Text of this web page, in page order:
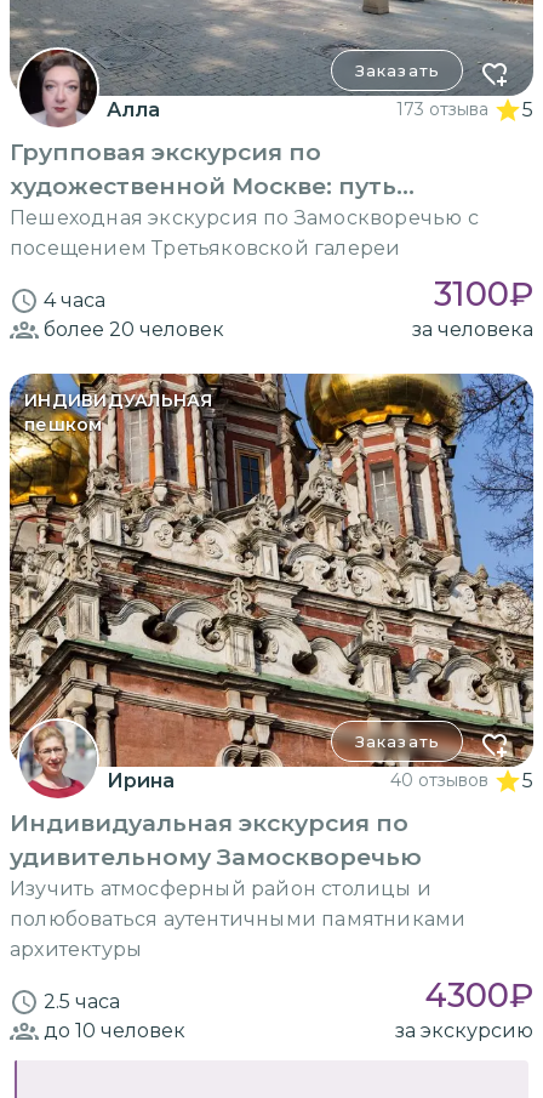
Заказать
Алла 173 отзыва 5
Групповая экскурсия по
художественной Москве: путь
меценатов
Пешеходная экскурсия по Замоскворечью с
посещением Третьяковской галереи
4 часа 3100₽
более 20 человек за человека
ИНДИВИДУАЛЬНАЯ
пешком
Заказать
Ирина 40 отзывов 5
Индивидуальная экскурсия по
удивительному Замоскворечью
Изучить атмосферный район столицы и
полюбоваться аутентичными памятниками
архитектуры
2.5 часа 4300₽
до 10 человек за экскурсию